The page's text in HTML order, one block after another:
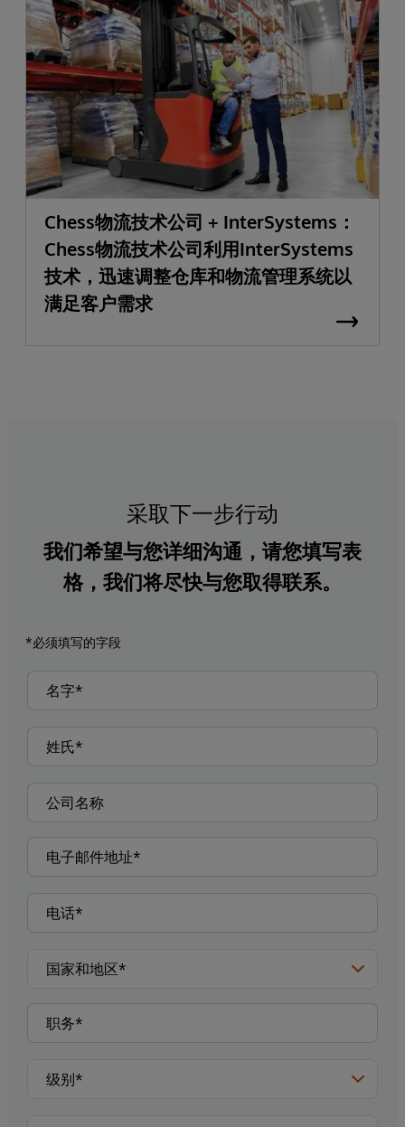
Chess物流技术公司 + InterSystems：
Chess物流技术公司利用InterSystems
技术，迅速调整仓库和物流管理系统以
满足客户需求
采取下一步行动
我们希望与您详细沟通，请您填写表
格，我们将尽快与您取得联系。
*必须填写的字段